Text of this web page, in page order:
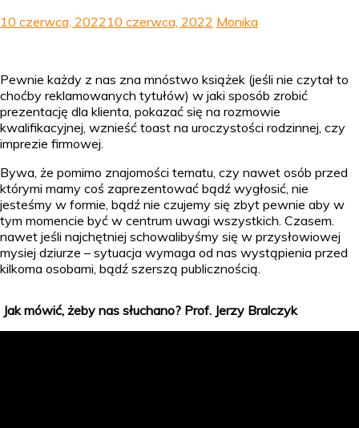
10 czerwca, 2022 10 czerwca, 2022 Monika
Pewnie każdy z nas zna mnóstwo książek (jeśli nie czytał to
choćby reklamowanych tytułów) w jaki sposób zrobić
prezentację dla klienta, pokazać się na rozmowie
kwalifikacyjnej, wznieść toast na uroczystości rodzinnej, czy
imprezie firmowej.
Bywa, że pomimo znajomości tematu, czy nawet osób przed
którymi mamy coś zaprezentować bądź wygłosić, nie
jesteśmy w formie, bądź nie czujemy się zbyt pewnie aby w
tym momencie być w centrum uwagi wszystkich. Czasem.
nawet jeśli najchętniej schowalibyśmy się w przysłowiowej
mysiej dziurze – sytuacja wymaga od nas wystąpienia przed
kilkoma osobami, bądź szerszą publicznością.
Jak mówić, żeby nas słuchano? Prof. Jerzy Bralczyk